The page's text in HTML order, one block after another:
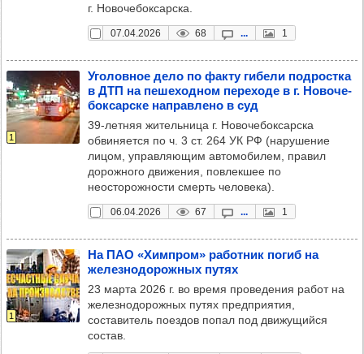
г. Новочебоксарска.
07.04.2026 68 ... 1
1
Уго­лов­ное дело по факту гибели под­рос­тка
в ДТП на пеше­ход­ном пере­ходе в г. Ново­че­
бок­сар­ске нап­рав­лено в суд
39-летняя жительница г. Новочебоксарска
обвиняется по ч. 3 ст. 264 УК РФ (нарушение
лицом, управляющим автомобилем, правил
дорожного движения, повлекшее по
неосторожности смерть человека).
06.04.2026 67 ... 1
1
На ПАО «Хим­пром» работ­ник погиб на
желез­но­до­рож­ных путях
23 марта 2026 г. во время проведения работ на
железнодорожных путях предприятия,
составитель поездов попал под движущийся
состав.